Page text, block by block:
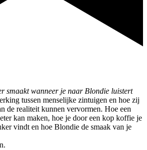
smaakt wanneer je naar Blondie luistert
tussen menselijke zintuigen en hoe zij
de realiteit kunnen vervormen. Hoe een
kan maken, hoe je door een kop koffie je
vindt en hoe Blondie de smaak van je